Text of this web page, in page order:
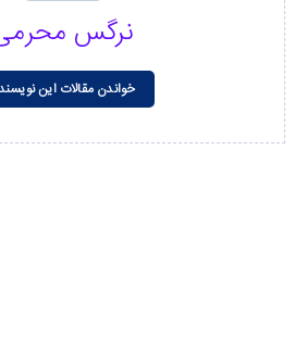
نرگس
خواندن مقالات این